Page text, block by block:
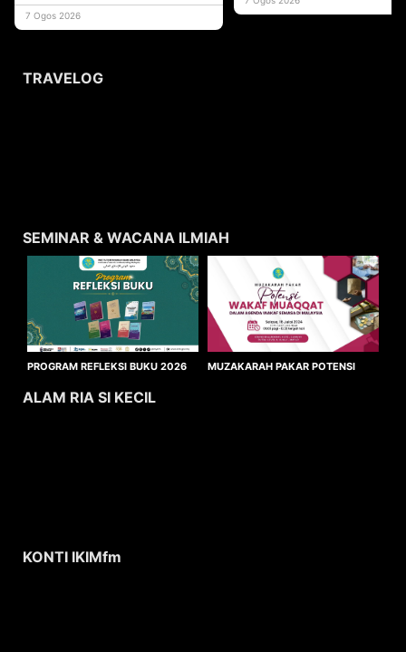
usaha
7 Ogos 2026
TRAVELOG
SEMINAR & WACANA ILMIAH
PROGRAM REFLEKSI BUKU 2026
MUZAKARAH PAKAR POTENSI
ALAM RIA SI KECIL
KONTI IKIMfm